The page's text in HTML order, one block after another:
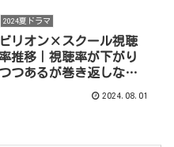
2024夏ドラマ
ビリオン×スクール視聴
率推移｜視聴率が下がり
つつあるが巻き返しなる
2024.08.01